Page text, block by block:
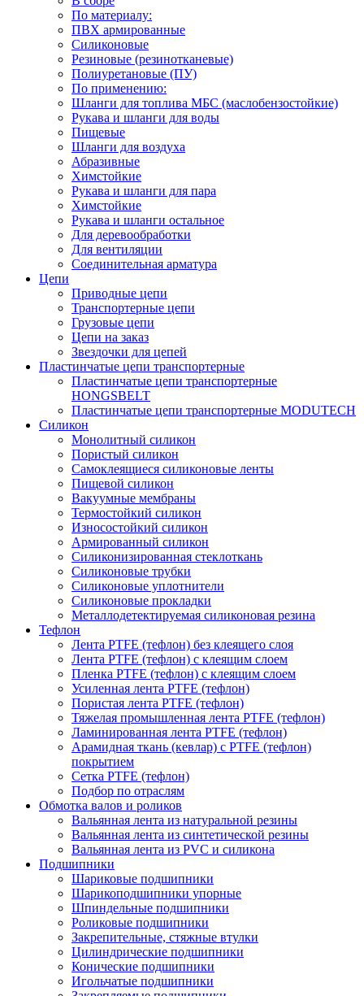
По материалу:
ПВХ армированные
Силиконовые
Резиновые (резинотканевые)
Полиуретановые (ПУ)
По применению:
Шланги для топлива МБС (маслобензостойкие)
Рукава и шланги для воды
Пищевые
Шланги для воздуха
Абразивные
Химстойкие
Рукава и шланги для пара
Химстойкие
Рукава и шланги остальное
Для деревообработки
Для вентиляции
Соединительная арматура
Цепи
Приводные цепи
Транспортерные цепи
Грузовые цепи
Цепи на заказ
Звездочки для цепей
Пластинчатые цепи транспортерные
Пластинчатые цепи транспортерные
HONGSBELT
Пластинчатые цепи транспортерные MODUTECH
Силикон
Монолитный силикон
Пористый силикон
Самоклеящиеся силиконовые ленты
Пищевой силикон
Вакуумные мембраны
Термостойкий силикон
Износостойкий силикон
Армированный силикон
Силиконизированная стеклоткань
Силиконовые трубки
Силиконовые уплотнители
Силиконовые прокладки
Металлодетектируемая силиконовая резина
Тефлон
Лента PTFE (тефлон) без клеящего слоя
Лента PTFE (тефлон) с клеящим слоем
Пленка PTFE (тефлон) с клеящим слоем
Усиленная лента PTFE (тефлон)
Пористая лента PTFE (тефлон)
Тяжелая промышленная лента PTFE (тефлон)
Ламинированная лента PTFE (тефлон)
Арамидная ткань (кевлар) с PTFE (тефлон)
покрытием
Сетка PTFE (тефлон)
Подбор по отраслям
Обмотка валов и роликов
Вальянная лента из натуральной резины
Вальянная лента из синтетической резины
Вальянная лента из PVC и силикона
Подшипники
Шариковые подшипники
Шарикоподшипники упорные
Шпиндельные подшипники
Роликовые подшипники
Закрепительные, стяжные втулки
Цилиндрические подшипники
Конические подшипники
Игольчатые подшипники